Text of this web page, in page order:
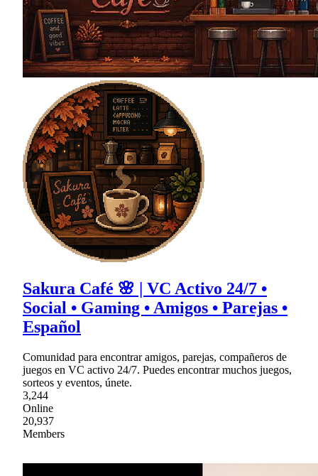
Sakura Café 🌸 | VC Activo 24/7 •
Social • Gaming • Amigos • Parejas •
Español
Comunidad para encontrar amigos, parejas, compañeros de
juegos en VC activo 24/7. Puedes encontrar muchos juegos,
sorteos y eventos, únete.
3,244
Online
20,937
Members